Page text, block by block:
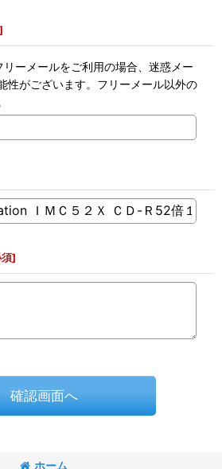
]
ーメールをご利用の場合、迷惑メー
性がございます。フリーメール以外の
須]
確認画面へ
ホーム